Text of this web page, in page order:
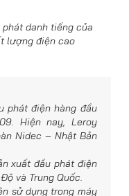
danh tiếng của
lượng điện cao
phát điện hàng đầu
Hiện nay, Leroy
Nidec – Nhật Bản
xuất đầu phát điện
và Trung Quốc.
sử dụng trong máy